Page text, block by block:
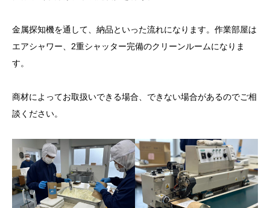
金属探知機を通して、納品といった流れになります。作業部屋は
エアシャワー、2重シャッター完備のクリーンルームになりま
す。
商材によってお取扱いできる場合、できない場合があるのでご相
談ください。